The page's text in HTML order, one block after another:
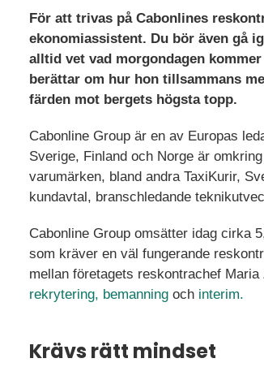
För att trivas på Cabonlines
ekonomiassistent. Du bör även gå
alltid vet vad morgondagen
berättar om hur hon tillsammans
färden mot bergets högsta topp.
Cabonline Group är en av Europas
Sverige, Finland och Norge är
varumärken, bland andra TaxiKurir,
kundavtal, branschledande
Cabonline Group omsätter idag cirka
som kräver en väl fungerande
mellan företagets reskontrachef
rekrytering, bemanning och interim.
Krävs rätt mindset